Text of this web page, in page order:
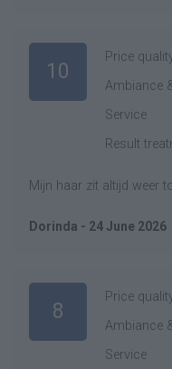
10
Price
Ambiance
Service
Result
Mijn haar zit altijd weer
Dorinda - 24 June 2026
8
Price
Ambiance
Service